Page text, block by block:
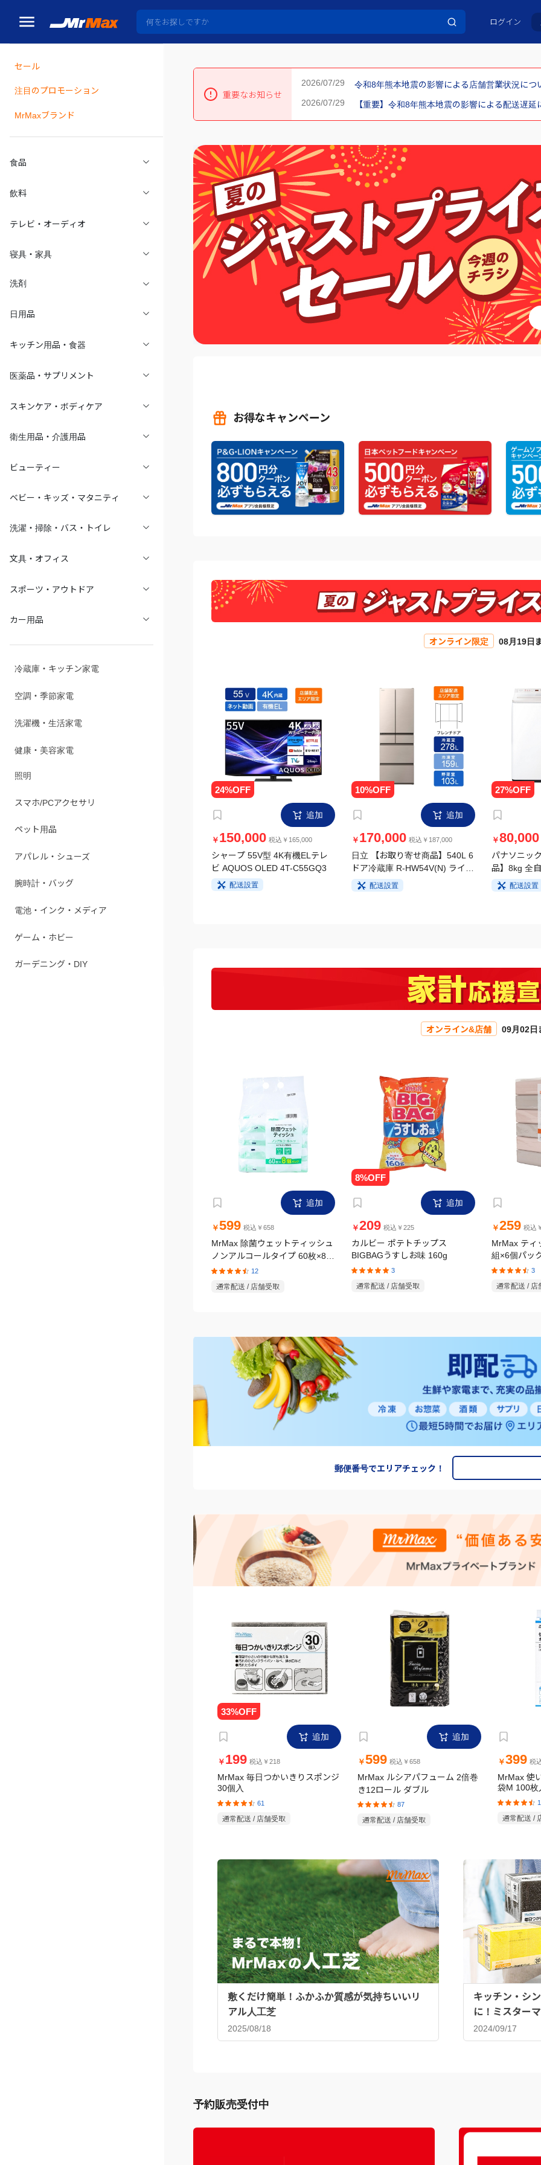
ログイン
セール
注目のプロモーション
MrMaxブランド
食品
飲料
テレビ・オーディオ
寝具・家具
洗剤
日用品
キッチン用品・食器
医薬品・サプリメント
スキンケア・ボディケア
衛生用品・介護用品
ビューティー
ベビー・キッズ・マタニティ
洗濯・掃除・バス・トイレ
文具・オフィス
スポーツ・アウトドア
カー用品
冷蔵庫・キッチン家電
空調・季節家電
照明
重要なお知らせ
令和8年熊本地震の影響による店舗営業状況に
【重要】令和8年熊本地震の影響による配送遅
お得なキャンペーン
オンライン限定 08月19日
追加
￥ 150,000 税込￥165,000
シャープ 55V型 4K有機ELテレ
ビ AQUOS OLED 4T-C55GQ3
配送設置
追加
￥ 170,000 税込￥187,000
日立 【お取り寄せ商品】540L 6
ドア冷蔵庫 R-HW54V(N) ライト
ゴールド配送設置
￥80,000
パナソニッ
品】8kg 全
FA8H5-W
配送設置
オンライン&店舗 09月02日
追加
￥ 599 税込￥658
MrMax 除菌ウェットティッシュ
ノンアルコールタイプ 60枚×8個
12
通常配送 / 店舗受取
追加
￥ 209 税込￥225
カルビー ポテトチップス
BIGBAGうすしお味 160g
3
通常配送 / 店舗受取
￥ 259 税込
MrMax ティ
組×6個パッ
3
通常配送 / 店
郵便番号でエリアチェック！
追加
￥ 199 税込￥218
MrMax 毎日つかいきりスポンジ
30個入
61
通常配送 / 店舗受取
追加
￥ 599 税込￥658
MrMax ルシアパフューム 2倍巻
き12ロール ダブル
通常配送 / 店舗受取
￥399 税
MrMax 使
袋M 100枚
通常配送 /
敷くだけ簡単！ふかふか質感が気持ちいいリ
アル人工芝
キッチン・シ
に！ミスター
予約販売受付中